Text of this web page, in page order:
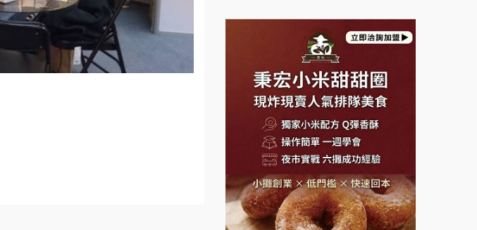
鮮茶道加盟說明會
【曉妍美妝】誠徵行政櫃檯
自助洗衣店誠徵代洗收送人員
(台中市)
MUSHEN徵SPA美容芳療師
日十。早午食加盟說明會
拾鑶火鍋加盟說明會
Mr.Wish加盟說明會
白鬍泡泡 BOHO POPO加盟說
明會
雞咕雞咕加盟說明會
TEA TOP加盟說明會
珍好味臭臭鍋加盟說明會
藍象廷泰式火鍋加盟說明會